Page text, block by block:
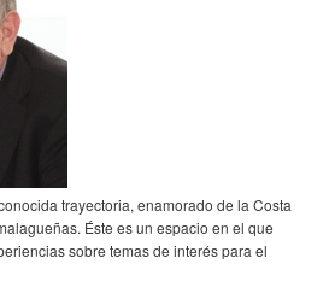
trayectoria, enamorado de la Costa
Éste es un espacio en el que
sobre temas de interés para el